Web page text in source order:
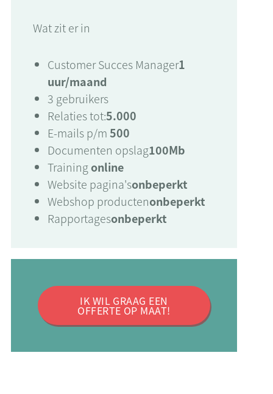
Wat zit er in
Customer Succes Manager1
uur/maand
3 gebruikers
Relaties tot:5.000
E-mails p/m500
Documenten opslag100Mb
Trainingonline
Website pagina'sonbeperkt
Webshop productenonbeperkt
Rapportagesonbeperkt
IK WIL GRAAG EEN
OFFERTE OP MAAT!